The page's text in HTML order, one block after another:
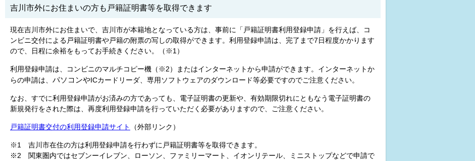
吉川市外にお住まいの方も戸籍証明書等を取得できます
現在吉川市外にお住まいで、吉川市が本籍地となっている方は、事前に「戸籍証明書利用登録申請」を行えば、コ
ンビニ交付による戸籍証明書や戸籍の附票の写しの取得ができます。利用登録申請は、完了まで7日程度かかります
ので、日程に余裕をもってお手続きください。（※1）
利用登録申請は、コンビニのマルチコピー機（※2）またはインターネットから申請ができます。インターネットか
らの申請は、 パソコンやICカードリーダ、専用ソフトウェアのダウンロード等必要ですのでご注意ください。
なお、すでに利用登録申請がお済みの方であっても、電子証明書の更新や、有効期限切れにともなう電子証明書の
新規発行をされた際は、再度利用登録申請を行っていただく必要がありますので、ご注意ください。
戸籍証明書交付の利用登録申請サイト （外部リンク）
※1 吉川市在住の方は利用登録申請を行わずに戸籍証明書等を取得できます。
※2 関東圏内ではセブンーイレブン、ローソン、ファミリーマート、イオンリテール、ミニストップなどで申請で